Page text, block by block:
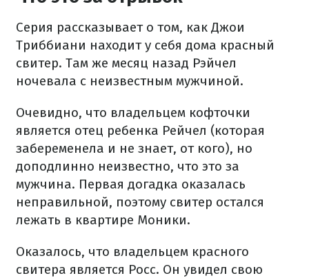
Серия рассказывает о том, как Джои
Триббиани находит у себя дома красный
свитер. Там же месяц назад Рэйчел
ночевала с неизвестным мужчиной.
Очевидно, что владельцем кофточки
является отец ребенка Рейчел (которая
забеременела и не знает, от кого), но
доподлинно неизвестно, что это за
мужчина. Первая догадка оказалась
неправильной, поэтому свитер остался
лежать в квартире Моники.
Оказалось, что владельцем красного
свитера является Росс. Он увидел свою